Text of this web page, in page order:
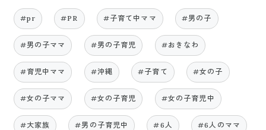
#pr #PR #子育て中ママ #男の子
#男の子ママ #男の子育児 #おきなわ
#育児中ママ #沖縄 #子育て #女の子
#女の子ママ #女の子育児 #女の子育児中
#大家族 #男の子育児中 #6人 #6人のママ